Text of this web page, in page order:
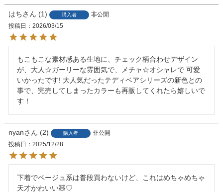
はち 1 購入者
非公開
投稿日
2026/03/15
もこもこな素材感ある生地に、チェック柄合わせデザイン
が、大人☆ガーリーな雰囲気で、メチャ☆オシャレで 可愛
いかったです! 大人気だったテディベアシリーズの新色との
事で、完売してしまったカラーも再販してくれたら嬉しいで
す！
nyan 2 購入者
非公開
投稿日
2025/12/28
下着でベージュ系は普段買わないけど、これはめちゃめちゃ
天才かわいい🧸♡